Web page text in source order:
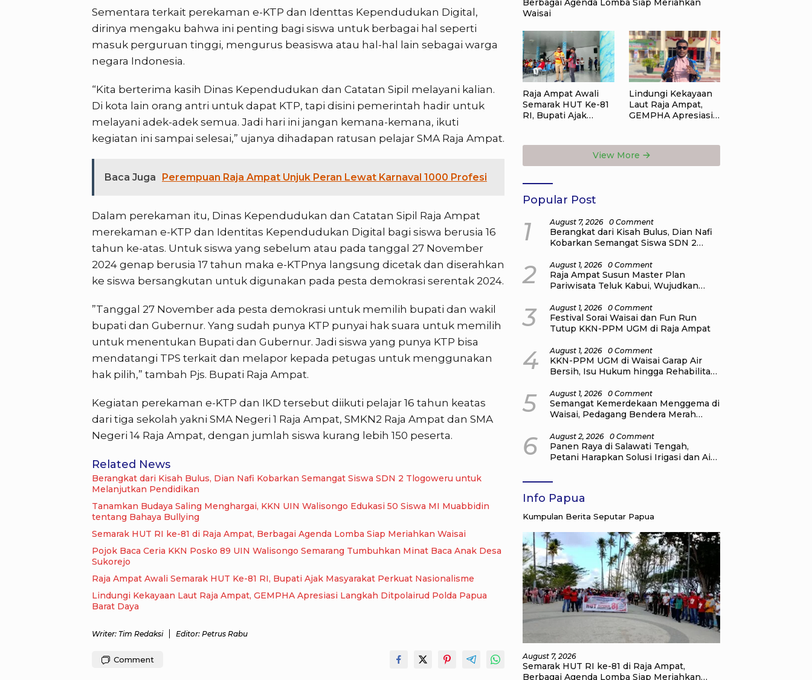
Sementara terkait perekaman e-KTP dan Identtas Kependudukan Digital,
dirinya mengaku bahwa ini penting bagi siswa untuk berbagai hal seperti
masuk perguruan tinggi, mengurus beasiswa atau hal-hal lain sebagai warga
negara Indonesia.
“Kita berterima kasih Dinas Kependudukan dan Catatan Sipil melayani kalian.
Di kota lain orang antri untuk dapat KTP, tapi disini pemerintah hadir untuk
melayani adek-adek semua. Jadi hari ini jangan kemana-kemana, ikuti
kegiatan ini sampai selesai,” ujanya dihadapan ratusan pelajar SMA Raja Ampat.
Baca Juga Perempuan Raja Ampat Unjuk Peran Lewat Karnaval 1000 Profesi
Dalam perekaman itu, Dinas Kependudukan dan Catatan Sipil Raja Ampat
merekaman e-KTP dan Identitas Kependudukan Digital bagi siswa berusia 16
tahun ke-atas. Untuk siswa yang sebelum atau pada tanggal 27 November
2024 genap berusia 17 tahun maka e-KTPnya langsung dicetak dan diserahkan
ke siswa bersangkutan untuk digunakan pada pesta demokrasi serentak 2024.
”Tanggal 27 November ada pesta demokrasi untuk memilih bupati dan wakil
bupati dan Gubernur. Yang sudah punya KTP punyai hak suara untuk memilih
untuk menentukan Bupati dan Gubernur. Jadi siswa yang punya KTP bisa
mendatangi TPS terkait dan melapor kepada petugas untuk menggunakan
hak pilih,” tambah Pjs. Bupati Raja Ampat.
Kegiatan perekaman e-KTP dan IKD tersebut diikuti pelajar 16 tahun keatas
dari tiga sekolah yakni SMA Negeri 1 Raja Ampat, SMKN2 Raja Ampat dan SMA
Negeri 14 Raja Ampat, dengan jumlah siswa kurang lebih 150 peserta.
Related News
Berangkat dari Kisah Bulus, Dian Nafi Kobarkan Semangat Siswa SDN 2 Tlogoweru untuk
Melanjutkan Pendidikan
Tanamkan Budaya Saling Menghargai, KKN UIN Walisongo Edukasi 50 Siswa MI Muabbidin
tentang Bahaya Bullying
Semarak HUT RI ke-81 di Raja Ampat, Berbagai Agenda Lomba Siap Meriahkan Waisai
Pojok Baca Ceria KKN Posko 89 UIN Walisongo Semarang Tumbuhkan Minat Baca Anak Desa
Sukorejo
Raja Ampat Awali Semarak HUT Ke-81 RI, Bupati Ajak Masyarakat Perkuat Nasionalisme
Lindungi Kekayaan Laut Raja Ampat, GEMPHA Apresiasi Langkah Ditpolairud Polda Papua
Barat Daya
Writer: Tim Redaksi Editor: Petrus Rabu
Comment
Berbagai Agenda Lomba Siap Meriahkan
Waisai
Raja Ampat Awali
Semarak HUT Ke-81
RI, Bupati Ajak
Lindungi Kekayaan
Laut Raja Ampat,
GEMPHA Apresiasi
Daya
View More
Popular Post
1 August 7, 2026 0 Comment
Berangkat dari Kisah Bulus, Dian Nafi
Kobarkan Semangat Siswa SDN 2
Pendidikan
2 August 1, 2026 0 Comment
Raja Ampat Susun Master Plan
Pariwisata Teluk Kabui, Wujudkan
Berkelanjutan
3 August 1, 2026 0 Comment
Festival Sorai Waisai dan Fun Run
Tutup KKN-PPM UGM di Raja Ampat
4 August 1, 2026 0 Comment
KKN-PPM UGM di Waisai Garap Air
Bersih, Isu Hukum hingga Rehabilitasi
5 August 1, 2026 0 Comment
Semangat Kemerdekaan Menggema di
Waisai, Pedagang Bendera Merah
6 August 2, 2026 0 Comment
Panen Raya di Salawati Tengah,
Petani Harapkan Solusi Irigasi dan Air
Info Papua
Kumpulan Berita Seputar Papua
August 7, 2026
Semarak HUT RI ke-81 di Raja Ampat,
Berbagai Agenda Lomba Siap Meriahkan